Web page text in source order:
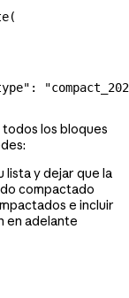
:
todos los bloques
lista y dejar que la
compactado
e incluir
en adelante